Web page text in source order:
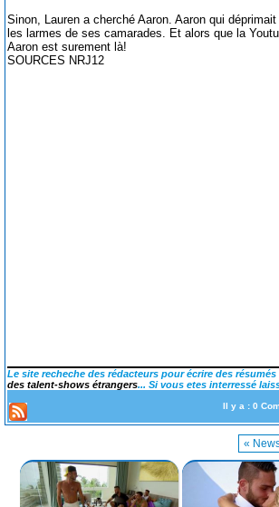
Sinon, Lauren a cherché Aaron. Aaron qui
les larmes de ses camarades. Et alors que la
Aaron est surement là!
SOURCES NRJ12
Le site recheche des rédacteurs pour écrire des
des talent-shows étrangers... Si vous etes interressé
Il y a : 0
«